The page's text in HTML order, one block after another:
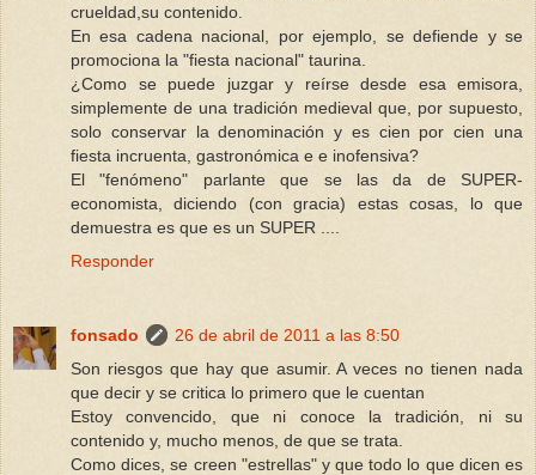
crueldad,su contenido.
En esa cadena nacional, por ejemplo, se defiende y se
promociona la "fiesta nacional" taurina.
¿Como se puede juzgar y reírse desde esa emisora,
simplemente de una tradición medieval que, por supuesto,
solo conservar la denominación y es cien por cien una
fiesta incruenta, gastronómica e e inofensiva?
El "fenómeno" parlante que se las da de SUPER-
economista, diciendo (con gracia) estas cosas, lo que
demuestra es que es un SUPER ....
Responder
fonsado
26 de abril de 2011 a las 8:50
Son riesgos que hay que asumir. A veces no tienen nada
que decir y se critica lo primero que le cuentan
Estoy convencido, que ni conoce la tradición, ni su
contenido y, mucho menos, de que se trata.
Como dices, se creen "estrellas" y que todo lo que dicen es